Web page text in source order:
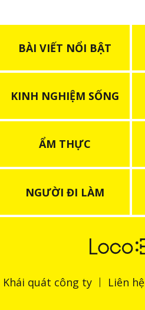
BÀI VIẾT NỔI BẬT
KINH NGHIỆM SỐNG
ẨM THỰC
NGƯỜI ĐI LÀM
Khái quát công ty Liên hệ